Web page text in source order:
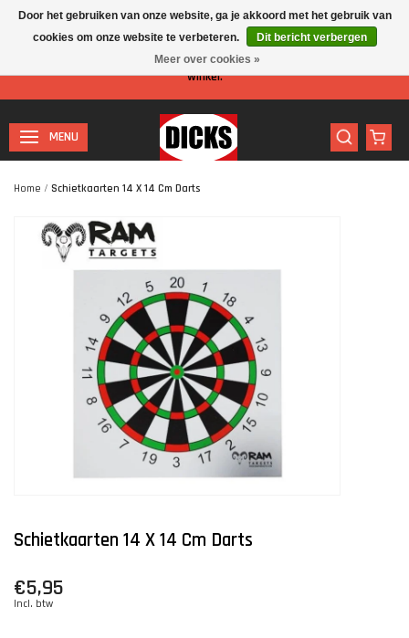
Let op: I.v.m. de zomervakantie is er minder personeel aanwezig in de
winkel.
MENU
Home / Schietkaarten 14 X 14 Cm Darts
Schietkaarten 14 X 14 Cm Darts
€5,95
Incl. btw
Door het gebruiken van onze website, ga je akkoord met het gebruik van
cookies om onze website te verbeteren.
Dit bericht verbergen
Meer over cookies »